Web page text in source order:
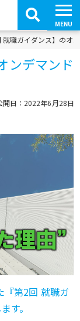
MENU
就職ガイダンス】のオ
ンデマンド
開日：2022年6月28日
『第2回 就職ガ
す。